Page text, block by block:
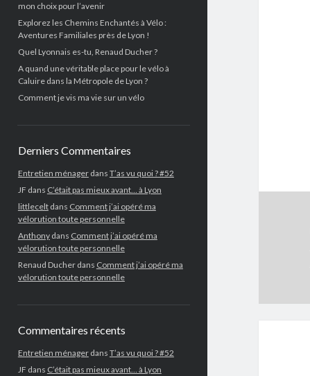
mon choix pour l’avenir
Explorez les Chemins Enchantés à Vélo :
Aventures Familiales près de Lyon !
Quel Lyonnais es-tu, Renaud Ducher ?
A quand une véritable place pour le vélo à
Caluire dans la Métropole de Lyon ?
Comment je vis ma vie sur un vélo
Derniers Commentaires
Entretien ménagerdans T’as vu quoi ? #52
JF dans C’était pas mieux avant… à Lyon
littleceltdans Comment j’ai opéré ma
vélorution toute personnelle
Anthonydans Comment j’ai opéré ma
vélorution toute personnelle
Renaud Ducherdans Comment j’ai opéré ma
vélorution toute personnelle
Commentaires récents
Entretien ménagerdans T’as vu quoi ? #52
JF dans C’était pas mieux avant… à Lyon